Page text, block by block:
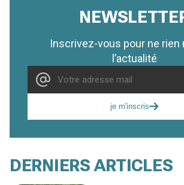
Inscrivez-vous pour ne rien
l’actualité
je m'inscris
DERNIERS ARTICLES